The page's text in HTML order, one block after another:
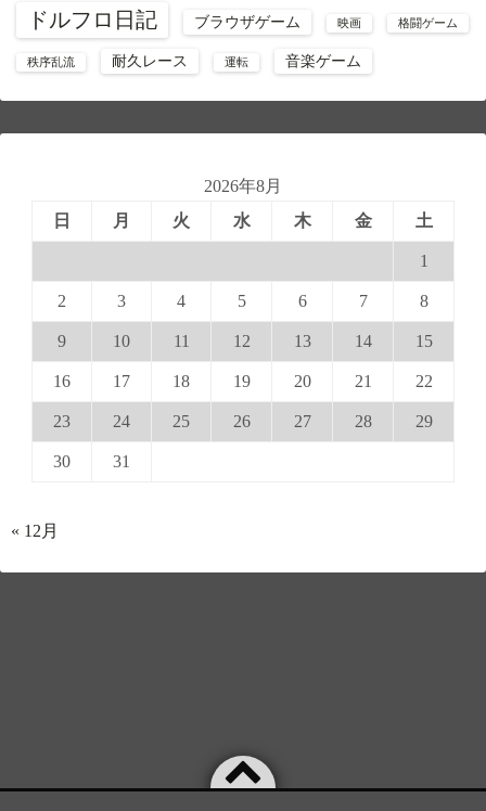
ドルフロ日記 ブラウザゲーム 映画 格闘ゲーム
秩序乱流 耐久レース 運転 音楽ゲーム
2026年8月
日
月 火 水 木 金 土
1
2 3 4 5 6 7 8
9 10 11 12 13 14 15
16 17 18 19 20 21 22
23 24 25 26 27 28 29
30 31
« 12月